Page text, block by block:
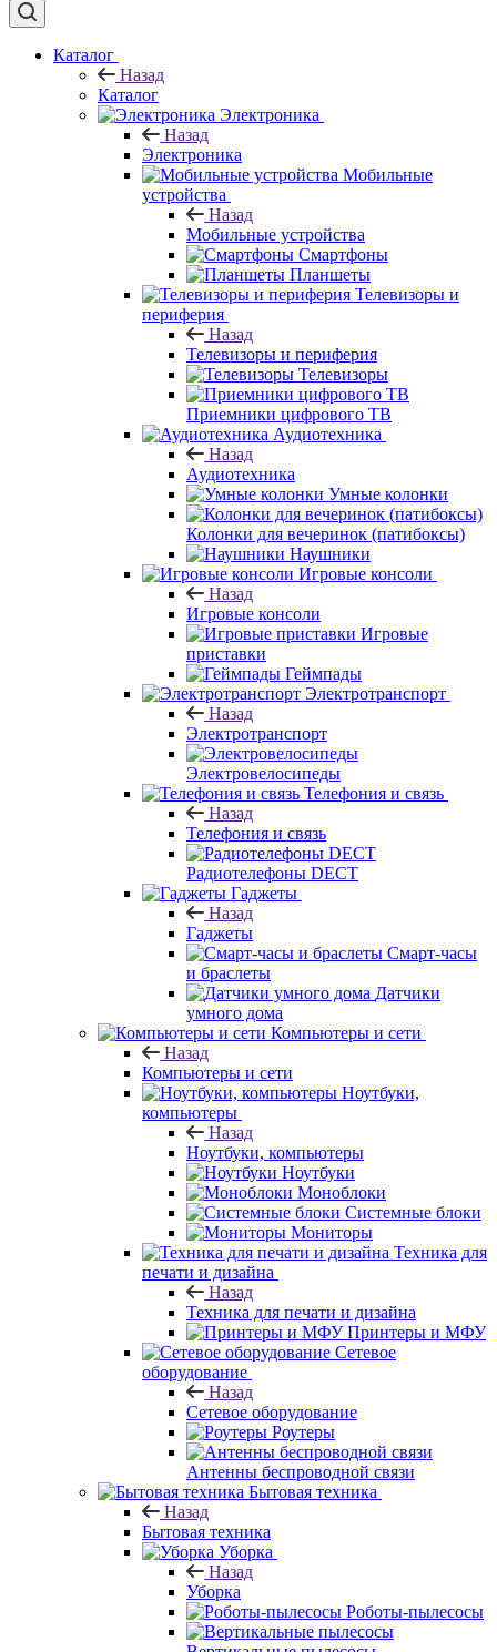
Каталог
Назад
Каталог
Электроника
Назад
Электроника
Мобильные
устройства
Назад
Мобильные устройства
Смартфоны
Планшеты
Телевизоры и
периферия
Назад
Телевизоры и периферия
Телевизоры
Приемники цифрового ТВ
Аудиотехника
Назад
Аудиотехника
Умные колонки
Колонки для вечеринок (патибоксы)
Наушники
Игровые консоли
Назад
Игровые консоли
Игровые
приставки
Геймпады
Электротранспорт
Назад
Электротранспорт
Электровелосипеды
Телефония и связь
Назад
Телефония и связь
Радиотелефоны DECT
Гаджеты
Назад
Гаджеты
Смарт-часы
и браслеты
Датчики
умного дома
Компьютеры и сети
Назад
Компьютеры и сети
Ноутбуки,
компьютеры
Назад
Ноутбуки, компьютеры
Ноутбуки
Моноблоки
Системные блоки
Мониторы
Техника для
печати и дизайна
Назад
Техника для печати и дизайна
Принтеры и МФУ
Сетевое
оборудование
Назад
Сетевое оборудование
Роутеры
Антенны беспроводной связи
Бытовая техника
Назад
Бытовая техника
Уборка
Назад
Уборка
Роботы-пылесосы